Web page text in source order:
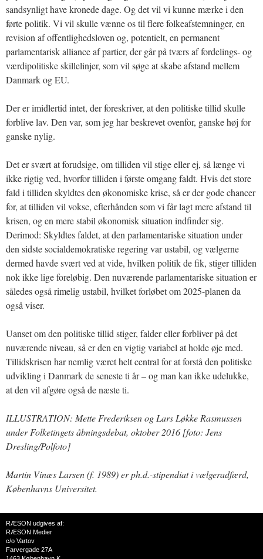
sandsynligt have kronede dage. Og det vil vi kunne mærke i den
førte politik. Vi vil skulle vænne os til flere folkeafstemninger, en
revision af offentlighedsloven og, potentielt, en permanent
parlamentarisk alliance af partier, der går på tværs af fordelings- og
værdipolitiske skillelinjer, som vil søge at skabe afstand mellem
Danmark og EU.
Der er imidlertid intet, der foreskriver, at den politiske tillid skulle
forblive lav. Den var, som jeg har beskrevet ovenfor, ganske høj for
ganske nylig.
Det er svært at forudsige, om tilliden vil stige eller ej, så længe vi
ikke rigtig ved, hvorfor tilliden i første omgang faldt. Hvis det store
fald i tilliden skyldtes den økonomiske krise, så er der gode chancer
for, at tilliden vil vokse, efterhånden som vi får lagt mere afstand til
krisen, og en mere stabil økonomisk situation indfinder sig.
Derimod: Skyldtes faldet, at den parlamentariske situation under
den sidste socialdemokratiske regering var ustabil, og vælgerne
dermed havde svært ved at vide, hvilken politik de fik, stiger tilliden
nok ikke lige foreløbig. Den nuværende parlamentariske situation er
således også rimelig ustabil, hvilket forløbet om 2025-planen da
også viser.
Uanset om den politiske tillid stiger, falder eller forbliver på det
nuværende niveau, så er den en vigtig variabel at holde øje med.
Tillidskrisen har nemlig været helt central for at forstå den politiske
udvikling i Danmark de seneste ti år – og man kan ikke udelukke,
at den vil afgøre også de næste ti.
ILLUSTRATION: Mette Frederiksen og Lars Løkke Rasmussen
under Folketingets åbningsdebat, oktober 2016 [foto: Jens
Dresling/Polfoto]
Martin Vinæs Larsen (f. 1989) er ph.d.-stipendiat i vælgeradfærd,
Københavns Universitet.
RÆSON udgives af:
RÆSON Medier
c/o Vartov
Farvergade 27A